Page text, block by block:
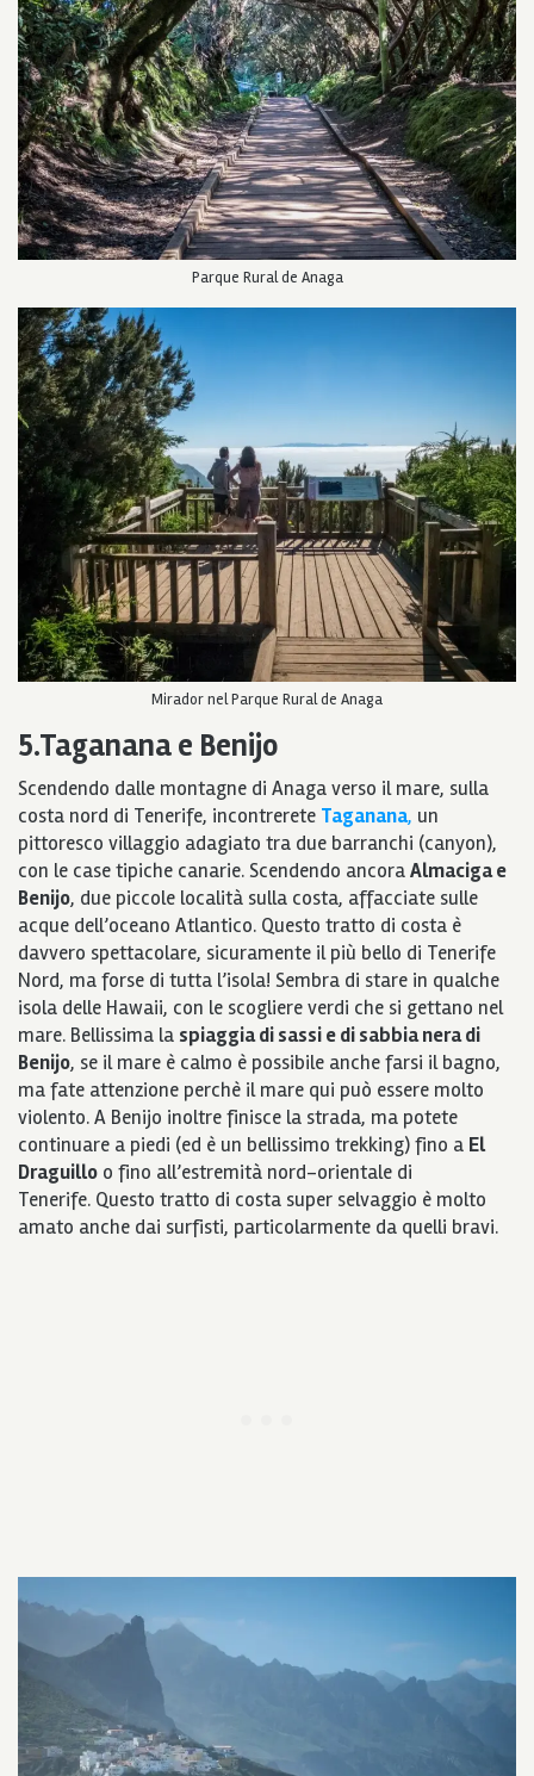
Parque Rural de Anaga
Mirador nel Parque Rural de Anaga
5.Taganana e Benijo
Scendendo dalle montagne di Anaga verso il mare, sulla
costa nord di Tenerife, incontrerete Taganana, un
pittoresco villaggio adagiato tra due barranchi (canyon),
con le case tipiche canarie. Scendendo ancoraAlmaciga e
Benijo, due piccole località sulla costa, affacciate sulle
acque dell’oceano Atlantico. Questo tratto di costa è
davvero spettacolare, sicuramente il più bello di Tenerife
Nord, ma forse di tutta l’isola! Sembra di stare in qualche
isola delle Hawaii, con le scogliere verdi che si gettano nel
mare. Bellissima la spiaggia di sassi e di sabbia nera di
Benijo, se il mare è calmo è possibile anche farsi il bagno,
ma fate attenzione perchè il mare qui può essere molto
violento. A Benijo inoltre finisce la strada, ma potete
continuare a piedi (ed è un bellissimo trekking) fino a El
Draguillo o fino all’estremità nord-orientale di
Tenerife. Questo tratto di costa super selvaggio è molto
amato anche dai surfisti, particolarmente da quelli bravi.